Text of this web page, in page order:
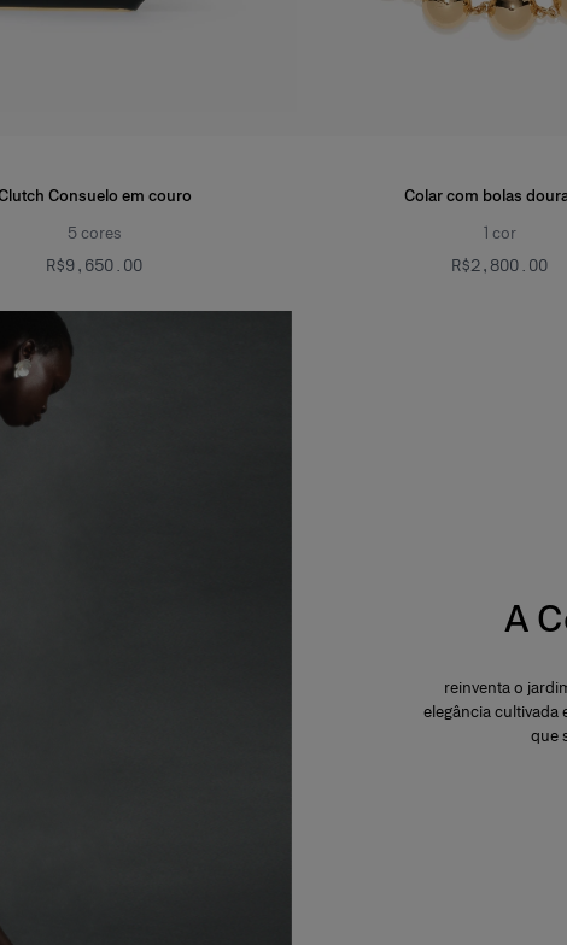
Consuelo em couro
5cores
R$‌9,650.00
Colar com bolas
1 cor
R$‌2,800.00
A
reinventa o
elegância cultivada
que